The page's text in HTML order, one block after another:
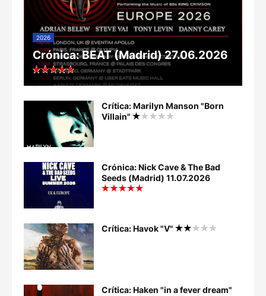
2026
Crónica: BEAT (Madrid) 27.06.2026
Crítica: Marilyn Manson "Born
Villain"
Crónica: Nick Cave & The Bad
Seeds (Madrid) 11.07.2026
Crítica: Havok "V"
Crítica: Haken "in a fever dream"